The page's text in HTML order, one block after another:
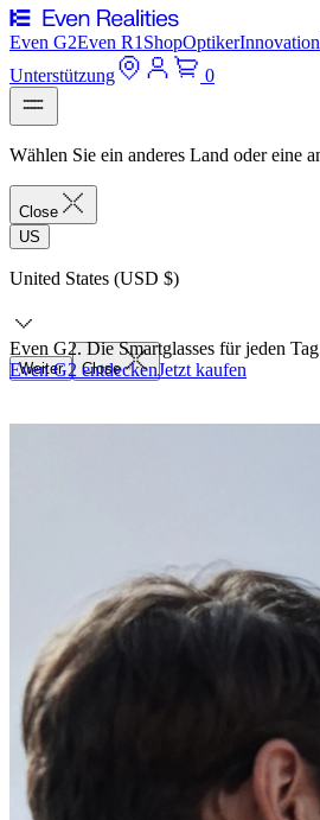
Even G2Even R1 ShopOptikerInnovation
Unterstützung
0
Wählen Sie ein anderes Land oder eine
Close
US
United States (USD $)
Weiter Close
Even G2. Die Smartglasses für jeden
Even G2 entdeckenJetzt kaufen